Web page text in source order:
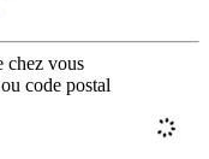
chez vous
code postal